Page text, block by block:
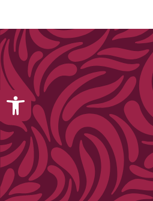
Open toolbar